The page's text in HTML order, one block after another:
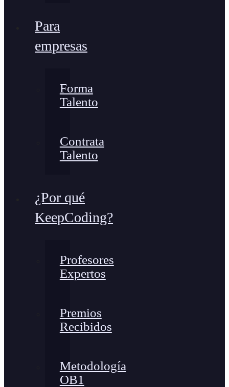
Para
empresas
Forma
Talento
Contrata
Talento
¿Por qué
KeepCoding?
Profesores
Expertos
Premios
Recibidos
Metodología
OB1